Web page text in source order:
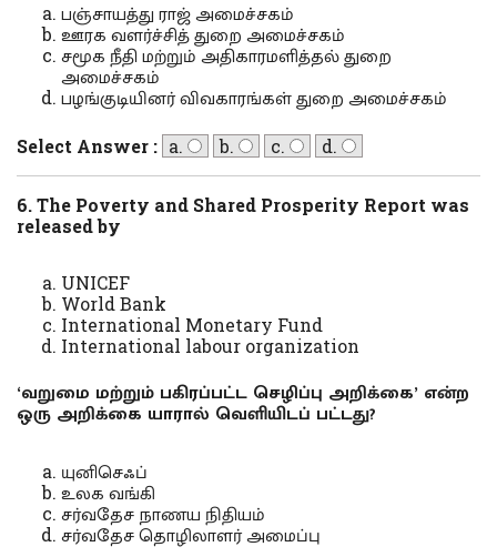
பஞ்சாயத்து ராஜ் அமைச்சகம்
ஊரக வளர்ச்சித் துறை அமைச்சகம்
சமூக நீதி மற்றும் அதிகாரமளித்தல் துறை
அமைச்சகம்
பழங்குடியினர் விவகாரங்கள் துறை அமைச்சகம்
Select Answer : a. b. c. d.
6. The Poverty and Shared Prosperity Report was
released by
UNICEF
World Bank
International Monetary Fund
International labour organization
‘வறுமை மற்றும் பகிரப்பட்ட செழிப்பு அறிக்கை’ என்ற
ஒரு அறிக்கை யாரால் வெளியிடப் பட்டது?
யுனிசெஃப்
உலக வங்கி
சர்வதேச நாணய நிதியம்
சர்வதேச தொழிலாளர் அமைப்பு